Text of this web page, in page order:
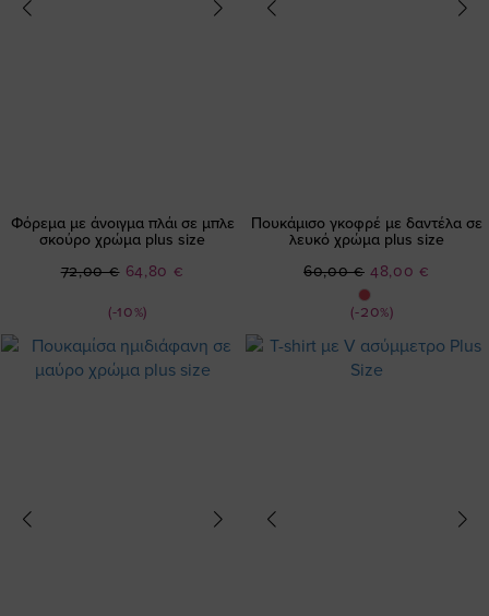
Φόρεμα με άνοιγμα πλάι σε μπλε
σκούρο χρώμα plus size
(-10%)
Ειδική
64,80 €
72,00 €
Πουκάμισο γκοφρέ με δαντέλα σε
λευκό χρώμα plus size
(-20%)
Ειδική
Τιμή
48,00 €
60,00 €